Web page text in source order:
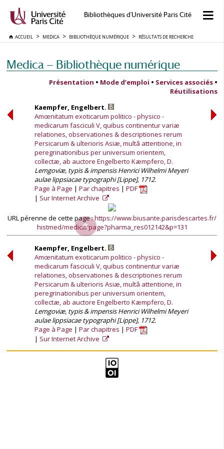
Bibliothèques d'Université Paris Cité
ACCUEIL MEDICA BIBLIOTHÈQUE NUMÉRIQUE RÉSULTATS DE RECHERCHE
Medica — Bibliothèque numérique
Présentation • Mode d’emploi • Services associés •
Réutilisations
Kaempfer, Engelbert.
Amœnitatum exoticarum politico - physico -
medicarum fasciculi V, quibus continentur variæ
relationes, observationes & descriptiones rerum
Persicarum & ulterioris Asiæ, multâ attentione, in
peregrinationibus per universum orientem,
collectæ, ab auctore Engelberto Kæmpfero, D.
Lemgoviæ, typis & impensis Henrici Wilhelmi Meyeri
aulae lippsiacae typographi [Lippe], 1712.
Page à Page
Par chapitres
PDF
Sur Internet Archive
URL pérenne de cette page :https://www.biusante.parisdescartes.fr/
histmed/medica/page?pharma_res012142&p=131
Kaempfer, Engelbert.
Amœnitatum exoticarum politico - physico -
medicarum fasciculi V, quibus continentur variæ
relationes, observationes & descriptiones rerum
Persicarum & ulterioris Asiæ, multâ attentione, in
peregrinationibus per universum orientem,
collectæ, ab auctore Engelberto Kæmpfero, D.
Lemgoviæ, typis & impensis Henrici Wilhelmi Meyeri
aulae lippsiacae typographi [Lippe], 1712.
Page à Page
Par chapitres
PDF
Sur Internet Archive